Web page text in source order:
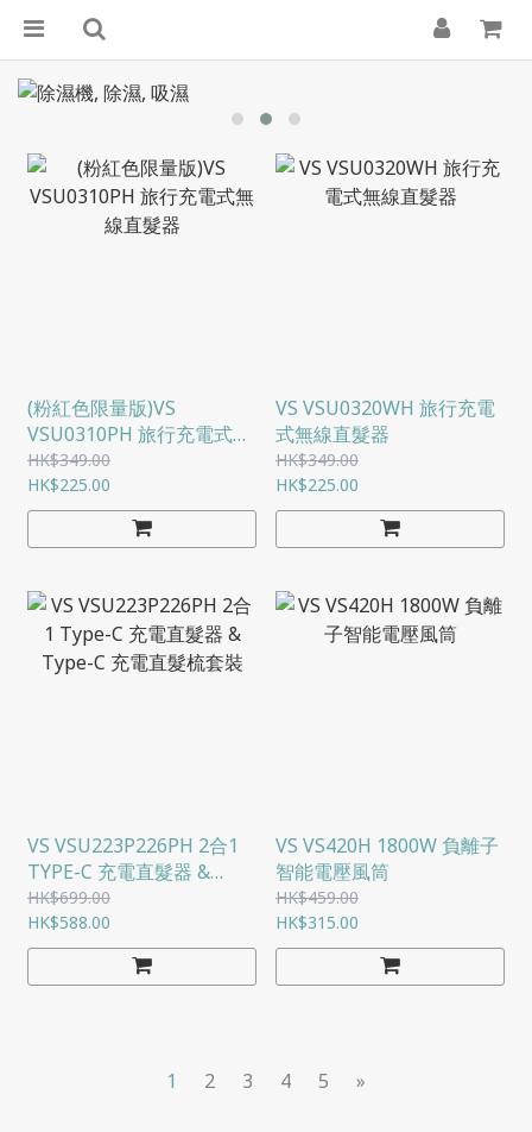
(粉紅色限量版)VS
VSU0310PH 旅行充電式無
線直髮器
HK$349.00
HK$225.00
VS VSU0320WH 旅行充電
式無線直髮器
HK$349.00
HK$225.00
VS VSU223P226PH 2合1
TYPE-C 充電直髮器 &
TYPE-C 充電直髮梳套裝
HK$699.00
HK$588.00
VS VS420H 1800W 負離子
智能電壓風筒
HK$459.00
HK$315.00
1 2 3 4 5 »